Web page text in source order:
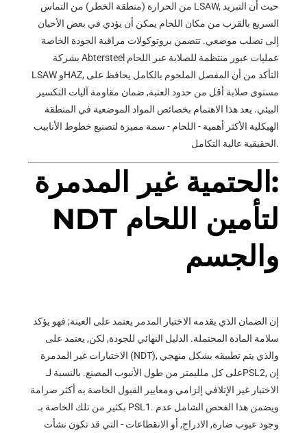
من الحرارة (منطقة الخطر) من التماس LSAW, حيث أن التبريد
السريع بالقرب من مكان اللحام يمكن أن يؤدي في بعض الأحيان
إلى تصلب موضعي. تتضمن بروتوكولات مراقبة الجودة الخاصة
بشركة Abtersteel عمليات عبور منتظمة للصلابة عبر اللحام
LSAW وHAZ, التأكد من أن المفصل الملحوم بالكامل يحافظ على
مستوى صلابة أقل من حدود العتبة, ضمان مقاومة آليات التكسير
البيئي. يعد هذا الاهتمام بخصائص المواد الموضعية في المنطقة
الهيكلية الأكثر أهمية - اللحام - سمة مميزة لتصنيع خطوط الأنابيب
الحقيقية عالية التكامل.
الحتمية غير المدمرة:
NDT لتأمين اللحام
والجسم
إن الضمان الذي يقدمه الاختبار المدمر يعتمد على العينة; فهو يؤكد
سلامة المادة المحتملة. الدليل النهائي للجودة, لكن, يعتمد على
الاختبارات غير المدمرة (NDT), والذي يتم تطبيقه بشكل منهجي
على كل ملليمتر من طول الأنبوب المصنع. بالنسبة لـPSL2, إن
الاختبار غير الإتلافي إلزامي ومعايير القبول الخاصة به أكثر صرامة
بكثير من تلك الخاصة بـ PSL1. ويضمن هذا الفحص الشامل عدم
وجود عيوب ضارة, الادراج, أو الانقطاعات - التي قد تكون نشأت